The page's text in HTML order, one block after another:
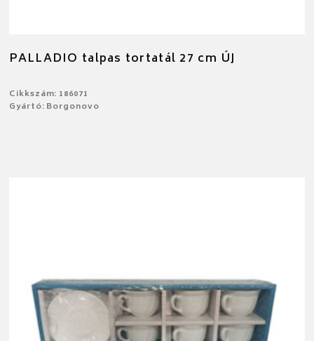
PALLADIO talpas tortatál 27 cm ÚJ
Cikkszám: 186071
Gyártó: Borgonovo